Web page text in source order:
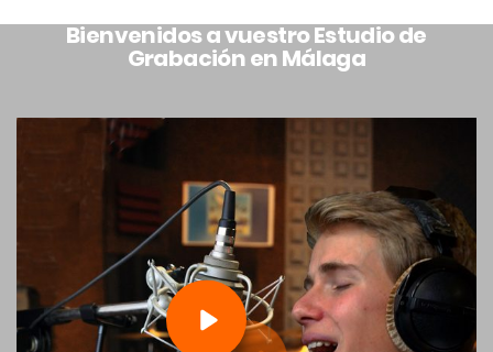
Bienvenidos a vuestro Estudio de
Grabación en Málaga